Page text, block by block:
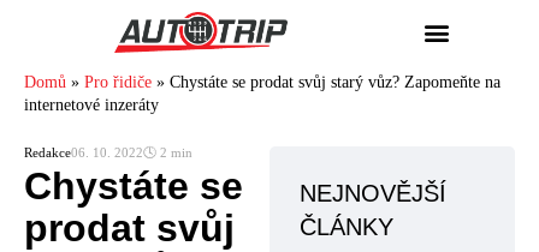
Domů » Pro řidiče » Chystáte se prodat svůj starý vůz? Zapomeňte na
internetové inzeráty
Redakce06. 10. 2022🕓 2 min
Chystáte se
prodat svůj
NEJNOVĚJŠÍ
ČLÁNKY